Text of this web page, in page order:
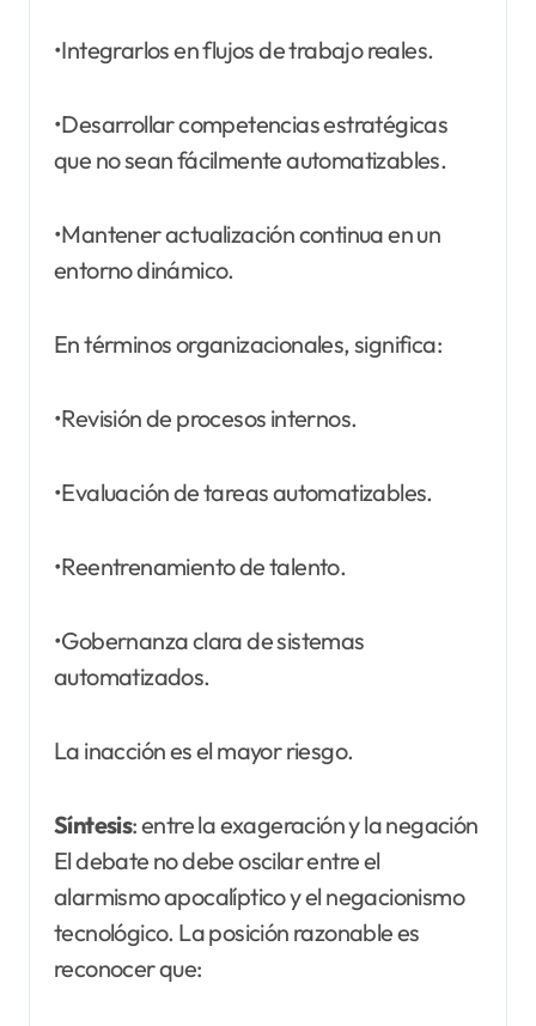
•Integrarlos en flujos de trabajo reales.
•Desarrollar competencias estratégicas
que no sean fácilmente automatizables.
•Mantener actualización continua en un
entorno dinámico.
En términos organizacionales, significa:
•Revisión de procesos internos.
•Evaluación de tareas automatizables.
•Reentrenamiento de talento.
•Gobernanza clara de sistemas
automatizados.
La inacción es el mayor riesgo.
Síntesis: entre la exageración y la negación
El debate no debe oscilar entre el
alarmismo apocalíptico y el negacionismo
tecnológico. La posición razonable es
reconocer que: